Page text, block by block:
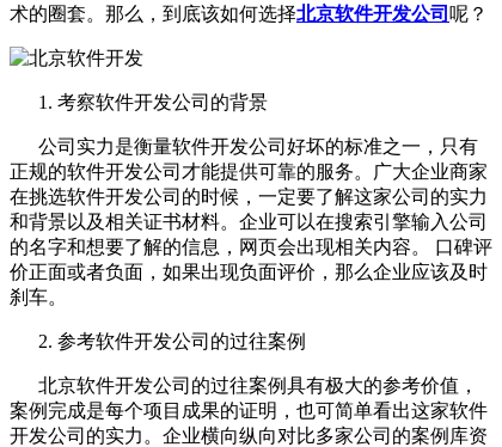
术的圈套。那么，到底该如何选择北京软件开发公司 呢？
1. 考察软件开发公司的背景
公司实力是衡量软件开发公司好坏的标准之一，只有
正规的软件开发公司才能提供可靠的服务。广大企业商家
在挑选软件开发公司的时候，一定要了解这家公司的实力
和背景以及相关证书材料。企业可以在搜索引擎输入公司
的名字和想要了解的信息，网页会出现相关内容。 口碑评
价正面或者负面，如果出现负面评价，那么企业应该及时
刹车。
2. 参考软件开发公司的过往案例
北京软件开发公司的过往案例具有极大的参考价值，
案例完成是每个项目成果的证明，也可简单看出这家软件
开发公司的实力。企业横向纵向对比多家公司的案例库资